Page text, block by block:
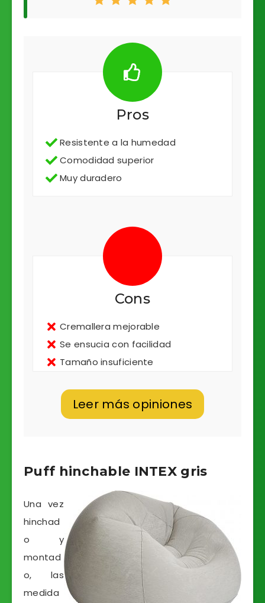
Pros
Resistente a la humedad
Comodidad superior
Muy duradero
Cons
Cremallera mejorable
Se ensucia con facilidad
Tamaño insuficiente
Leer más opiniones
Puff hinchable INTEX gris
Una vez
hinchad
o y
montad
o, las
medida